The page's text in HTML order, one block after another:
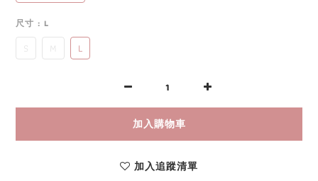
尺寸 : L
S M L
加入購物車
加入追蹤清單